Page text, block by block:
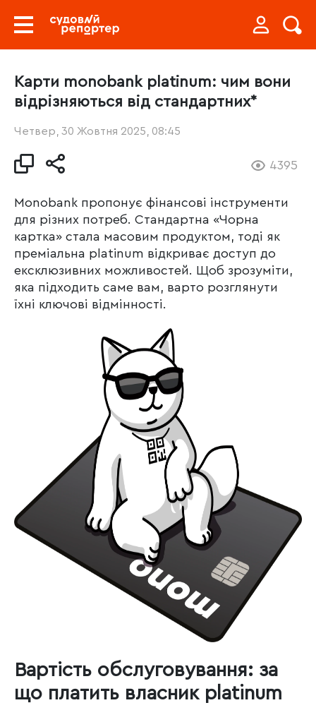
Карти monobank platinum: чим вони
відрізняються від стандартних*
Четвер, 30 Жовтня 2025, 08:45
4395
Monobank пропонує фінансові інструменти
для різних потреб. Стандартна «Чорна
картка» стала масовим продуктом, тоді як
преміальна platinum відкриває доступ до
ексклюзивних можливостей. Щоб зрозуміти,
яка підходить саме вам, варто розглянути
їхні ключові відмінності.
Вартість обслуговування: за
що платить власник platinum